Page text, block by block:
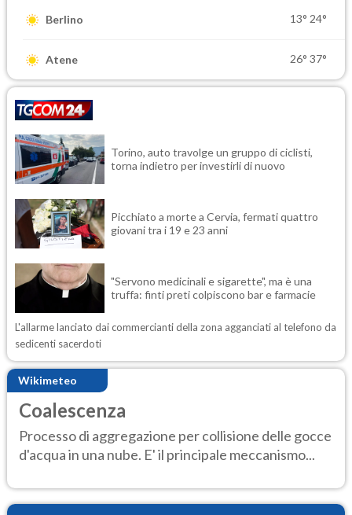
Berlino 13° 24°
Atene 26° 37°
Torino, auto travolge un gruppo di ciclisti,
torna indietro per investirli di nuovo
Picchiato a morte a Cervia, fermati quattro
giovani tra i 19 e 23 anni
"Servono medicinali e sigarette", ma è una
truffa: finti preti colpiscono bar e farmacie
L'allarme lanciato dai commercianti della zona agganciati al telefono da
sedicenti sacerdoti
Wikimeteo
Coalescenza
Processo di aggregazione per collisione delle gocce
d'acqua in una nube. E' il principale meccanismo...